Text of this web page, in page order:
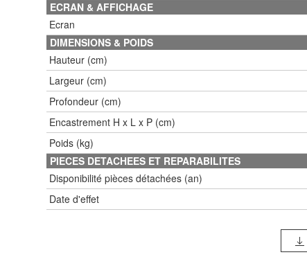
ECRAN & AFFICHAGE
Ecran
DIMENSIONS & POIDS
Hauteur (cm)
Largeur (cm)
Profondeur (cm)
Encastrement H x L x P (cm)
Poids (kg)
PIECES DETACHEES ET REPARABILITES
Disponibilité pièces détachées (an)
Date d'effet